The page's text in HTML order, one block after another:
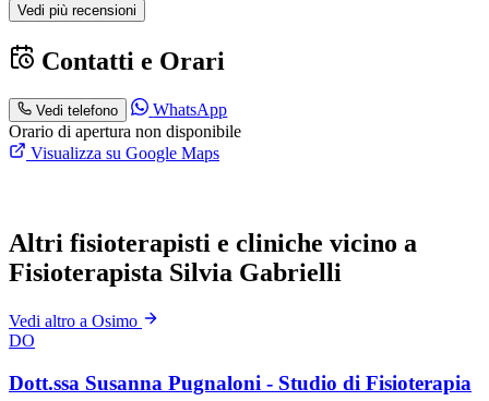
Vedi più recensioni
Contatti e Orari
Vedi telefono
WhatsApp
Orario di apertura non disponibile
Visualizza su Google Maps
Altri fisioterapisti e cliniche vicino a
Fisioterapista Silvia Gabrielli
Vedi altro a Osimo
DO
Dott.ssa Susanna Pugnaloni - Studio di Fisioterapia